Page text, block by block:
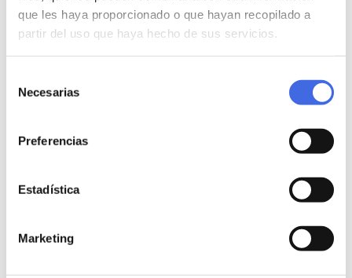
que les haya proporcionado o que hayan recopilado a
partir del uso que haya hecho de sus servicios.
Necesarias
Preferencias
Estadística
Marketing
confinamientos perimetrales.